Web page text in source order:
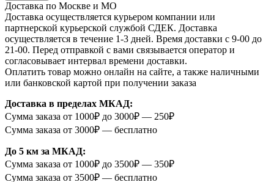
Доставка по Москве и МО
Доставка осуществляется курьером компании или
партнерской курьерской службой СДЕК. Доставка
осуществляется в течение 1-3 дней. Время доставки с 9-00 до
21-00. Перед отправкой с вами связывается оператор и
согласовывает интервал времени доставки.
Оплатить товар можно онлайн на сайте, а также наличными
или банковской картой при получении заказа
Доставка в пределах МКАД:
Сумма заказа от 1000₽ до 3000₽ — 250₽
Сумма заказа от 3000₽ — бесплатно
До 5 км за МКАД:
Сумма заказа от 1000₽ до 3500₽ — 350₽
Сумма заказа от 3500₽ — бесплатно